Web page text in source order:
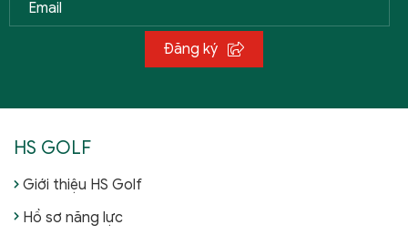
Đăng ký
HS GOLF
Giới thiệu HS Golf
Hồ sơ năng lực